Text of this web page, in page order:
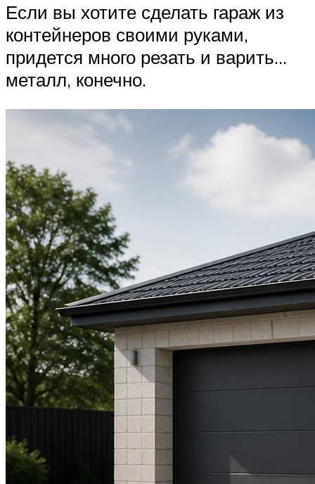
Если вы хотите сделать гараж из
контейнеров своими руками,
придется много резать и варить…
металл, конечно.